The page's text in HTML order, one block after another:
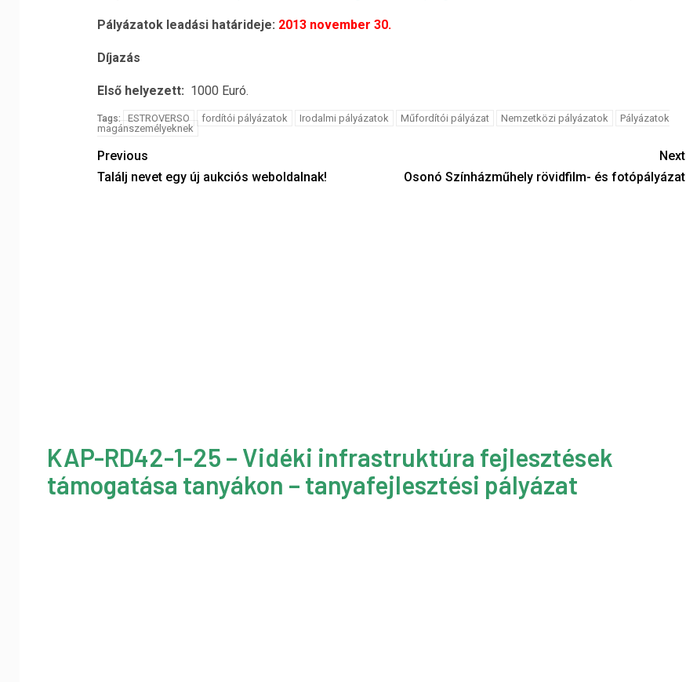
Pályázatok leadási határideje: 2013 november 30.
Díjazás
Első helyezett: 1000 Euró.
Tags: ESTROVERSO fordítói pályázatok Irodalmi pályázatok Műfordítói pályázat Nemzetközi pályázatok
Pályázatok
magánszemélyeknek
Previous
Találj nevet egy új aukciós weboldalnak!
Next
Osonó Színházműhely rövidfilm- és fotópályázat
KAP-RD42-1-25 – Vidéki infrastruktúra fejlesztések
támogatása tanyákon – tanyafejlesztési pályázat